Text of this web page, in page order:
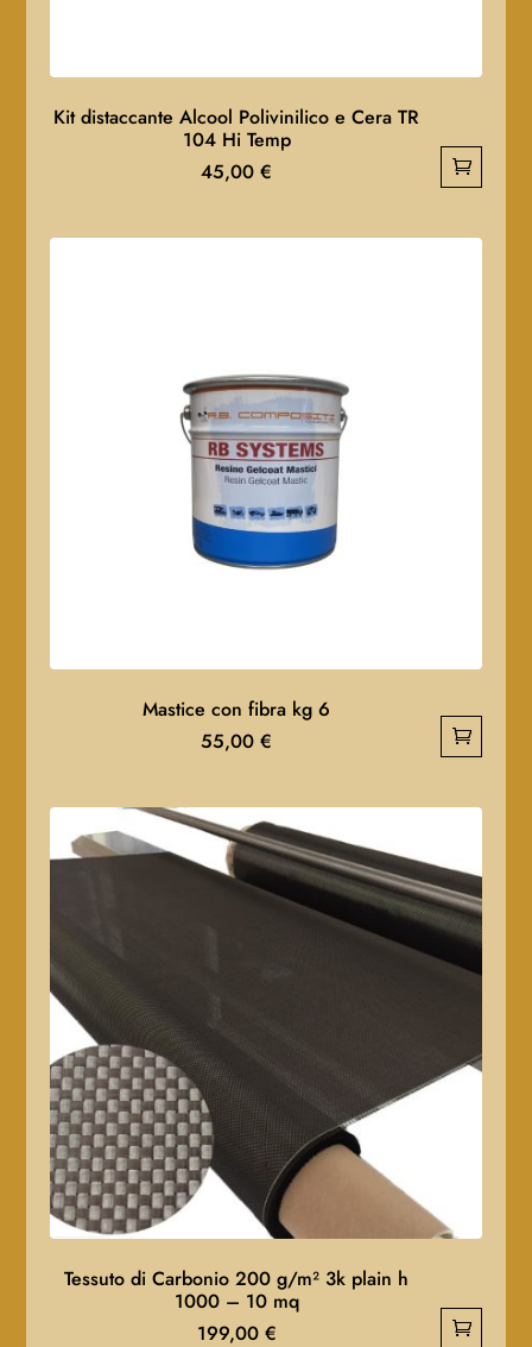
Kit distaccante Alcool Polivinilico e Cera TR
104 Hi Temp
45,00 €
Mastice con fibra kg 6
55,00 €
Tessuto di Carbonio 200 g/m² 3k plain h
1000 – 10 mq
199,00 €